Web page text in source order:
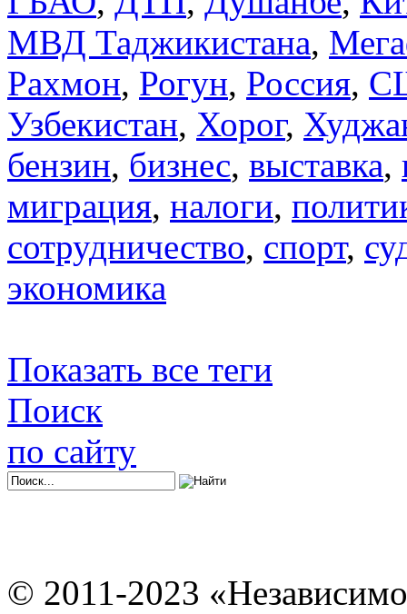
МВД Таджикистана,
Рахмон, Рогун, Россия,
Узбекистан, Хорог,
бензин, бизнес, выставка,
миграция, налоги,
сотрудничество, спорт,
экономика
Показать все теги
Поиск
по сайту
© 2011-2023